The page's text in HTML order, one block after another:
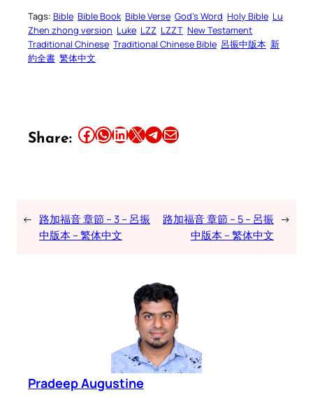
Tags: Bible Bible Book Bible Verse God’s Word Holy Bible Lu
Zhen zhong version Luke LZZ LZZT New Testament
Traditional Chinese Traditional Chinese Bible 呂振中版本 新
約全書 繁体中文
Share: Share this article on Facebook Share this article on WhatsApp Share this article on LinkedIn Share this article on X Share this article on TelegramEmail this Article
← 路加福音 章節 – 3 – 呂振
中版本 – 繁体中文
路加福音 章節 – 5 – 呂振
中版本 – 繁体中文
→
Pradeep Augustine